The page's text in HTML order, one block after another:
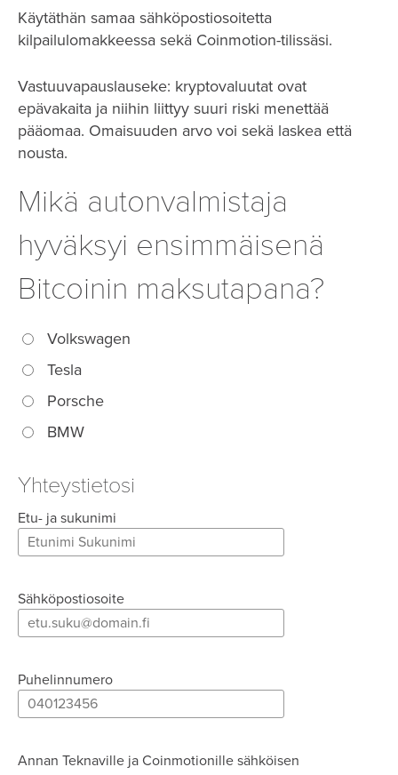
Käytäthän samaa sähköpostiosoitetta
kilpailulomakkeessa sekä Coinmotion-tilissäsi.
Vastuuvapauslauseke: kryptovaluutat ovat
epävakaita ja niihin liittyy suuri riski menettää
pääomaa. Omaisuuden arvo voi sekä laskea että
nousta.
Mikä autonvalmistaja
hyväksyi ensimmäisenä
Bitcoinin maksutapana?
Volkswagen
Tesla
Porsche
BMW
Yhteystietosi
Etu- ja sukunimi
Sähköpostiosoite
Puhelinnumero
Annan Teknaville ja Coinmotionille sähköisen